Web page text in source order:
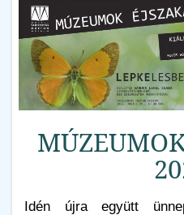
Idén újra együtt